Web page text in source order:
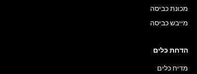
מכונת כביסה
מייבש כביסה
הדחת כלים
מדיח כלים